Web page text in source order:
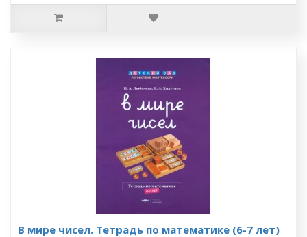
В мире чисел. Тетрадь по математике (6-7 лет)